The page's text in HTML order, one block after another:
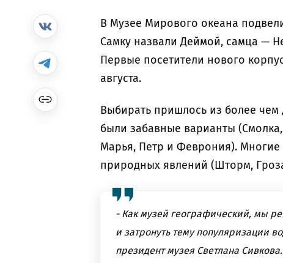
В Музее Мирового океана
Самку назвали Деймой, самца —
Первые посетители нового
августа.
Выбирать пришлось из более
были забавные варианты
Марья, Петр и Феврония). Многие
природных явлений (Шторм,
- Как музей географический, мы
и затронуть тему популяризации
президент музея Светлана Сивкова.